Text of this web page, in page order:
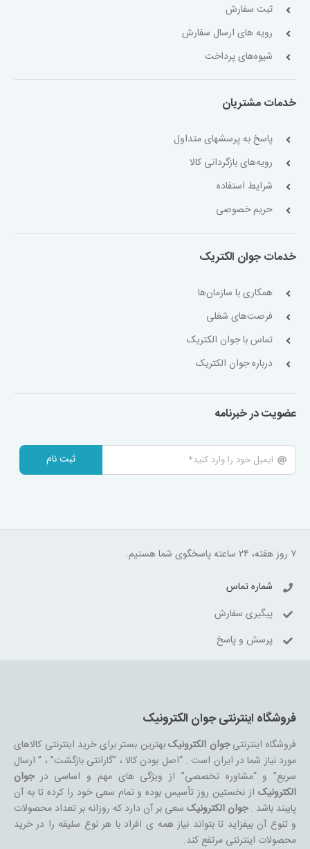
ثبت سفارش
رویه های ارسال سفارش
شیوه‌های پرداخت
خدمات مشتریان
پاسخ به پرسشهای متداول
رویه‌های بازگردانی کالا
شرایط استفاده
حریم خصوصی
خدمات جوان الکتریک
همکاری با سازمان‌ها
فرصت‌های شغلی
تماس با جوان الکتریک
درباره جوان الکتریک
عضویت در خبرنامه
ثبت نام
۷ روز هفته، ۲۴ ساعته پاسخگوی شما هستیم.
شماره تماس
پیگیری سفارش
پرسش و پاسخ
فروشگاه اینترنتی جوان الکترونیک
فروشگاه اینترنتیجوان الکترونیکبهترین بستر برای خرید اینترنتی کالاهای
مورد نیاز شما در ایران است . “اصل بودن کالا ، “گارانتی بازگشت” ، ” ارسال
سریع” و “مشاوره تخصصی” از ویژگی های مهم و اساسی درجوان
الکترونیکاز نخستین روز تأسیس بوده و تمام سعی خود را کرده تا به آن
پایبند باشد .جوان الکترونیکسعی بر آن دارد که روزانه بر تعداد محصولات
و تنوع آن بیفزاید تا بتواند نیاز همه ی افراد با هر نوع سلیقه را در خرید
محصولات اینترنتی مرتفع کند.